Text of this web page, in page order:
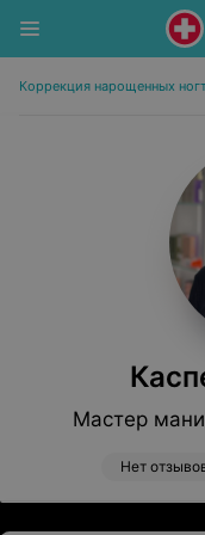
Коррекция нарощенных
Мастер
Нет